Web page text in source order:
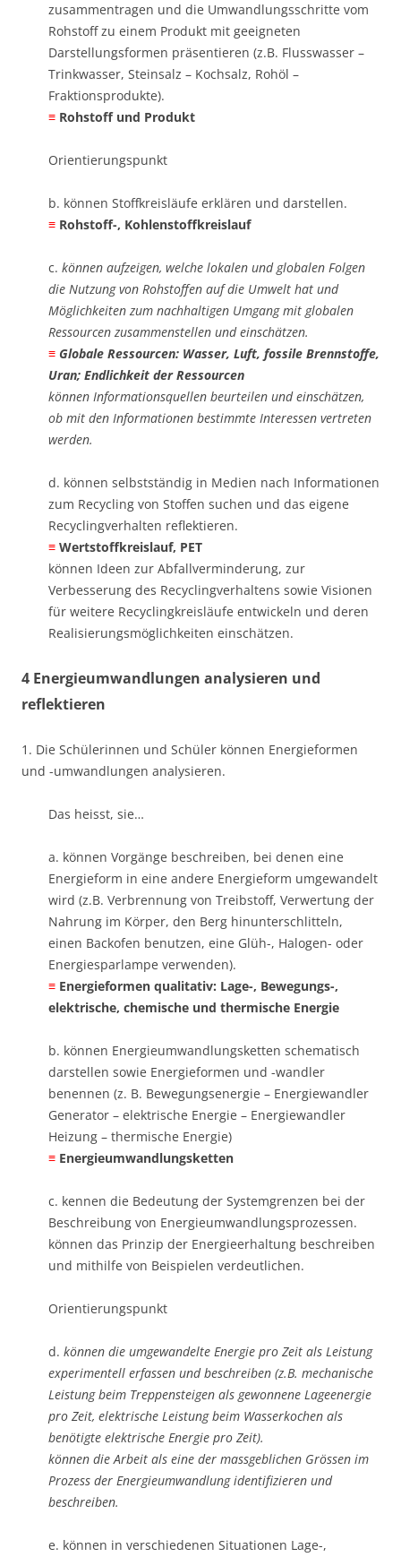
zusammentragen und die Umwandlungsschritte vom
Rohstoff zu einem Produkt mit geeigneten
Darstellungsformen präsentieren (z.B. Flusswasser –
Trinkwasser, Steinsalz – Kochsalz, Rohöl –
Fraktionsprodukte). ​
≡ ​Rohstoff und Produkt
Orientierungspunkt
b. können Stoffkreisläufe erklären und darstellen. ​
≡ ​Rohstoff-, Kohlenstoffkreislauf
c. können aufzeigen, welche lokalen und globalen Folgen
die Nutzung von Rohstoffen auf die Umwelt hat und
Möglichkeiten zum nachhaltigen Umgang mit globalen
Ressourcen zusammenstellen und einschätzen. ​
≡ ​Globale Ressourcen: Wasser, Luft, fossile Brennstoffe,
Uran; Endlichkeit der Ressourcen
können Informationsquellen beurteilen und einschätzen,
ob mit den Informationen bestimmte Interessen vertreten
werden.
d. können selbstständig in Medien nach Informationen
zum Recycling von Stoffen suchen und das eigene
Recyclingverhalten reflektieren. ​
≡ ​Wertstoffkreislauf, PET
können Ideen zur Abfallverminderung, zur
Verbesserung des Recyclingverhaltens sowie Visionen
für weitere Recyclingkreisläufe entwickeln und deren
Realisierungsmöglichkeiten einschätzen.
4 Energieumwandlungen analysieren und
reflektieren
1. Die Schülerinnen und Schüler können Energieformen
und -umwandlungen analysieren.
Das heisst, sie…
a. können Vorgänge beschreiben, bei denen eine
Energieform in eine andere Energieform umgewandelt
wird (z.B. Verbrennung von Treibstoff, Verwertung der
Nahrung im Körper, den Berg hinunterschlitteln,
einen Backofen benutzen, eine Glüh-, Halogen- oder
Energiesparlampe verwenden). ​
≡ Energieformen qualitativ: Lage-, Bewegungs-,
elektrische, chemische und thermische Energie
b. können Energieumwandlungsketten schematisch
darstellen sowie Energieformen und -wandler
benennen (z. B. Bewegungsenergie – Energiewandler
Generator – elektrische Energie – Energiewandler
Heizung – thermische Energie) ​
≡ Energieumwandlungsketten
c. kennen die Bedeutung der Systemgrenzen bei der
Beschreibung von Energieumwandlungsprozessen.
können das Prinzip der Energieerhaltung beschreiben
und mithilfe von Beispielen verdeutlichen.
Orientierungspunkt
d. können die umgewandelte Energie pro Zeit als Leistung
experimentell erfassen und beschreiben (z.B. mechanische
Leistung beim Treppensteigen als gewonnene Lageenergie
pro Zeit, elektrische Leistung beim Wasserkochen als
benötigte elektrische Energie pro Zeit).
können die Arbeit als eine der massgeblichen Grössen im
Prozess der Energieumwandlung identifizieren und
beschreiben.
e. können in verschiedenen Situationen Lage-,